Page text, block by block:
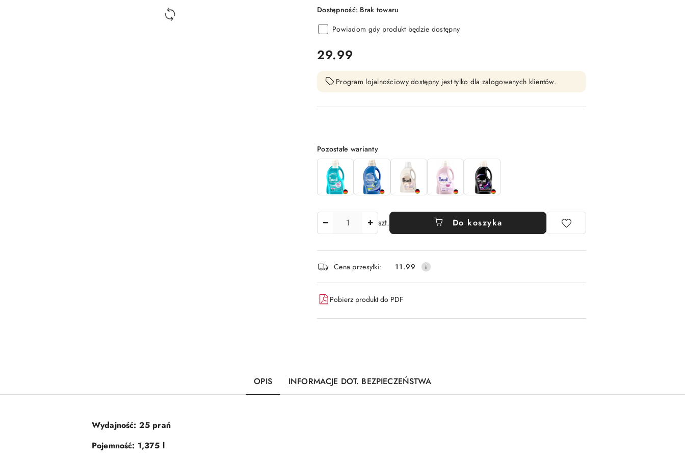
Dostępność: Brak towaru
Powiadom gdy produkt będzie dostępny
cena:
29.99
Program lojalnościowy dostępny jest tylko dla zalogowanych klientów.
Wariant
Pozostałe warianty
szt. Do koszyka
Dostępność
i
dostawa
Cena przesyłki: 11.99
Pobierz produkt do PDF
OPIS INFORMACJE DOT. BEZPIECZEŃSTWA
Wydajność: 25 prań
Pojemność: 1,375 l